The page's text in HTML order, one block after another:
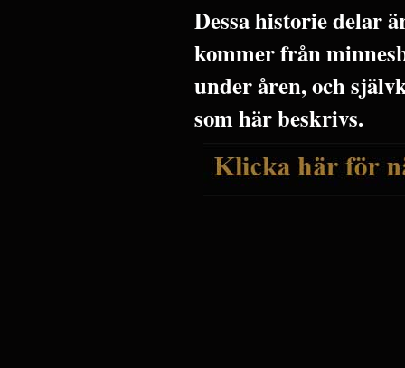
Dessa historie delar
kommer från
under åren, och
som här beskrivs.